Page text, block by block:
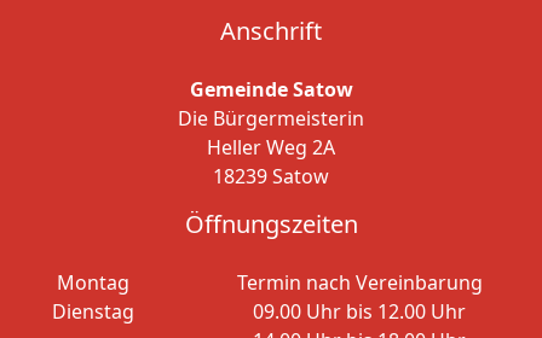
Anschrift
Gemeinde Satow
Die Bürgermeisterin
Heller Weg 2A
18239 Satow
Öffnungszeiten
Montag
Termin nach Vereinbarung
Dienstag
09.00 Uhr bis 12.00 Uhr